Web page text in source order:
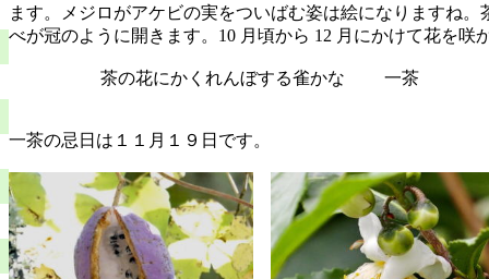
ます。メジロがアケビの実をついばむ姿は絵になりますね
べが冠のように開きます。10 月頃から 12 月にかけて花を咲
茶の花にかくれんぼする雀かな
一茶の忌日は１１月１９日です。